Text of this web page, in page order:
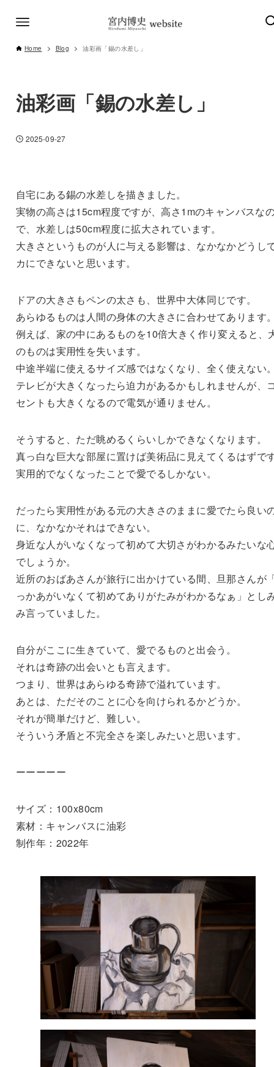
Home Blog 油彩画「錫の水差し」
油彩画「錫の水差し」
2025-09-27
自宅にある錫の水差しを描きました。
実物の高さは15cm程度ですが、高さ1mのキャンバスな
で、水差しは50cm程度に拡大されています。
大きさというものが人に与える影響は、なかなかどうし
カにできないと思います。
ドアの大きさもペンの太さも、世界中大体同じです。
あらゆるものは人間の身体の大きさに合わせてあります
例えば、家の中にあるものを10倍大きく作り変えると、
のものは実用性を失います。
中途半端に使えるサイズ感ではなくなり、全く使えない
テレビが大きくなったら迫力があるかもしれませんが、
セントも大きくなるので電気が通りません。
そうすると、ただ眺めるくらいしかできなくなります。
真っ白な巨大な部屋に置けば美術品に見えてくるはずで
実用的でなくなったことで愛でるしかない。
だったら実用性がある元の大きさのままに愛でたら良い
に、なかなかそれはできない。
身近な人がいなくなって初めて大切さがわかるみたいな
でしょうか。
近所のおばあさんが旅行に出かけている間、旦那さんが
っかあがいなくて初めてありがたみがわかるなぁ」とし
み言っていました。
自分がここに生きていて、愛でるものと出会う。
それは奇跡の出会いとも言えます。
つまり、世界はあらゆる奇跡で溢れています。
あとは、ただそのことに心を向けられるかどうか。
それが簡単だけど、難しい。
そういう矛盾と不完全さを楽しみたいと思います。
ーーーーー
サイズ：100x80cm
素材：キャンバスに油彩
制作年：2022年